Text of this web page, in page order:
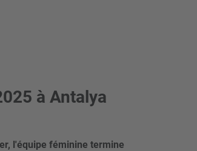
à Antalya
l'équipe féminine termine